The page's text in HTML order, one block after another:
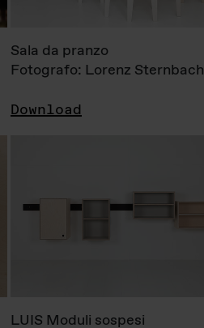
Sala da pranzo
Fotografo: Lorenz Sternbach
Download
LUIS Moduli sospesi